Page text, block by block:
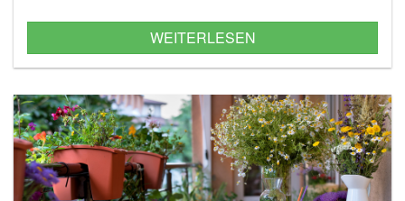
andere, stellt dieser Ratgeber-Artikel drei der
bekanntesten Abwehrmittel dar und vergleicht ihre Vor-
nächsten Grillparty kannst Du dann entscheiden,
welches Mittel Du zum Schutz für Dich und Deine
Gäste einsetzen möchtest.
WEITERLESEN